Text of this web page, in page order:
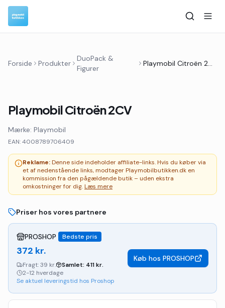
Forside Produkter
DuoPack &
Figurer
Playmobil Citroën 2CV
Playmobil Citroën 2CV
Mærke: Playmobil
EAN:4008789706409
Reklame:Denne side indeholder affiliate-links. Hvis du køber via
et af nedenstående links, modtager Playmobilbutikken.dk en
kommission fra den pågældende butik – uden ekstra
omkostninger for dig.Læs mere
Priser hos vores partnere
PROSHOP Bedste pris
372 kr.
Fragt:39 kr. Samlet: 411kr.
2-12 hverdage
Se aktuel leveringstid hos Proshop
Køb hos PROSHOP